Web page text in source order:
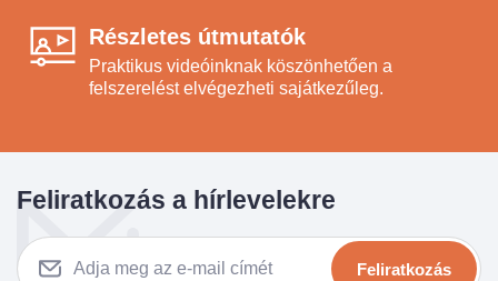
Részletes útmutatók
Praktikus videóinknak köszönhetően a
felszerelést elvégezheti sajátkezűleg.
Feliratkozás a hírlevelekre
Feliratkozás